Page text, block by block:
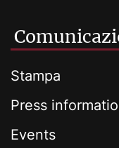
Stampa
Press
Events